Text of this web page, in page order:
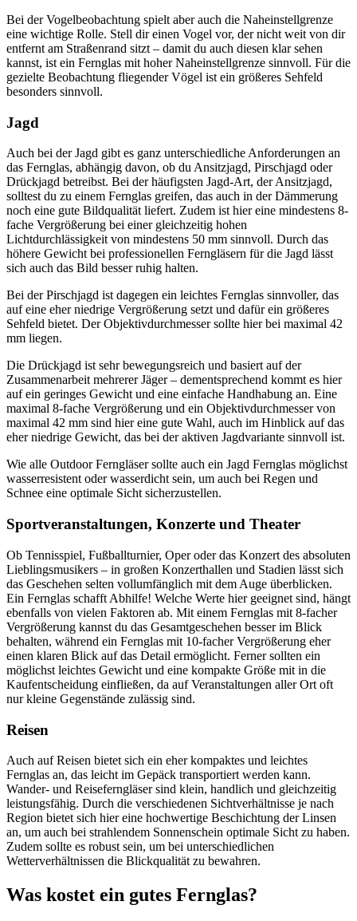
Bei der Vogelbeobachtung spielt aber auch die Naheinstellgrenze
eine wichtige Rolle. Stell dir einen Vogel vor, der nicht weit von dir
entfernt am Straßenrand sitzt – damit du auch diesen klar sehen
kannst, ist ein Fernglas mit hoher Naheinstellgrenze sinnvoll. Für die
gezielte Beobachtung fliegender Vögel ist ein größeres Sehfeld
besonders sinnvoll.
Jagd
Auch bei der Jagd gibt es ganz unterschiedliche Anforderungen an
das Fernglas, abhängig davon, ob du Ansitzjagd, Pirschjagd oder
Drückjagd betreibst. Bei der häufigsten Jagd-Art, der Ansitzjagd,
solltest du zu einem Fernglas greifen, das auch in der Dämmerung
noch eine gute Bildqualität liefert. Zudem ist hier eine mindestens 8-
fache Vergrößerung bei einer gleichzeitig hohen
Lichtdurchlässigkeit von mindestens 50 mm sinnvoll. Durch das
höhere Gewicht bei professionellen Ferngläsern für die Jagd lässt
sich auch das Bild besser ruhig halten.
Bei der Pirschjagd ist dagegen ein leichtes Fernglas sinnvoller, das
auf eine eher niedrige Vergrößerung setzt und dafür ein größeres
Sehfeld bietet. Der Objektivdurchmesser sollte hier bei maximal 42
mm liegen.
Die Drückjagd ist sehr bewegungsreich und basiert auf der
Zusammenarbeit mehrerer Jäger – dementsprechend kommt es hier
auf ein geringes Gewicht und eine einfache Handhabung an. Eine
maximal 8-fache Vergrößerung und ein Objektivdurchmesser von
maximal 42 mm sind hier eine gute Wahl, auch im Hinblick auf das
eher niedrige Gewicht, das bei der aktiven Jagdvariante sinnvoll ist.
Wie alle Outdoor Ferngläser sollte auch ein Jagd Fernglas möglichst
wasserresistent oder wasserdicht sein, um auch bei Regen und
Schnee eine optimale Sicht sicherzustellen.
Sportveranstaltungen, Konzerte und Theater
Ob Tennisspiel, Fußballturnier, Oper oder das Konzert des absoluten
Lieblingsmusikers – in großen Konzerthallen und Stadien lässt sich
das Geschehen selten vollumfänglich mit dem Auge überblicken.
Ein Fernglas schafft Abhilfe! Welche Werte hier geeignet sind, hängt
ebenfalls von vielen Faktoren ab. Mit einem Fernglas mit 8-facher
Vergrößerung kannst du das Gesamtgeschehen besser im Blick
behalten, während ein Fernglas mit 10-facher Vergrößerung eher
einen klaren Blick auf das Detail ermöglicht. Ferner sollten ein
möglichst leichtes Gewicht und eine kompakte Größe mit in die
Kaufentscheidung einfließen, da auf Veranstaltungen aller Ort oft
nur kleine Gegenstände zulässig sind.
Reisen
Auch auf Reisen bietet sich ein eher kompaktes und leichtes
Fernglas an, das leicht im Gepäck transportiert werden kann.
Wander- und Reiseferngläser sind klein, handlich und gleichzeitig
leistungsfähig. Durch die verschiedenen Sichtverhältnisse je nach
Region bietet sich hier eine hochwertige Beschichtung der Linsen
an, um auch bei strahlendem Sonnenschein optimale Sicht zu haben.
Zudem sollte es robust sein, um bei unterschiedlichen
Wetterverhältnissen die Blickqualität zu bewahren.
Was kostet ein gutes Fernglas?